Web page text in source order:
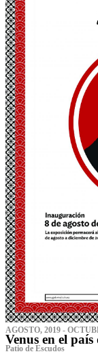
AGOSTO, 2019 -
Venus en el
P‌atio de Escudos